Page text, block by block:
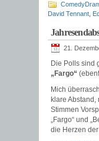
David Tennant
21.
Die Polls sind
„Fargo“
Mich
klare
Stimmen
„Fargo“ und
die Herzen